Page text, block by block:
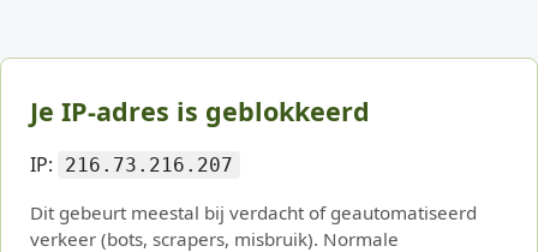
Je IP-adres is geblokkeerd
IP: 216.73.216.207
Dit gebeurt meestal bij verdacht of geautomatiseerd
verkeer (bots, scrapers, misbruik). Normale